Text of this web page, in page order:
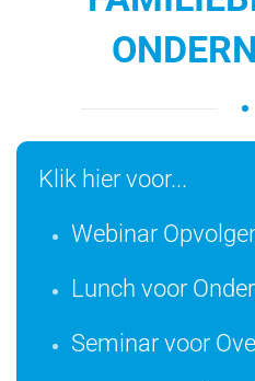
Klik hier voor...
Webinar
Lunch voor
Seminar voor